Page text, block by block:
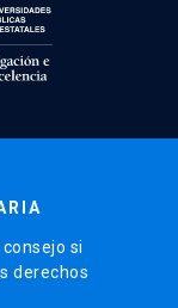
si
derechos